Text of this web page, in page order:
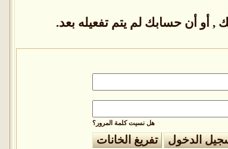
, أو أن حسابك لم يتم تفعيله بعد.
هل نسيت كلمة المرور؟